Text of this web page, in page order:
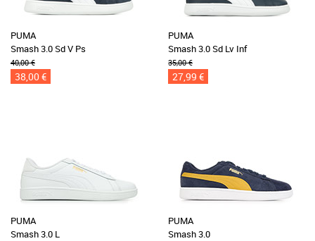
PUMA
Smash 3.0 Sd V Ps
40,00 €
38,00 €
PUMA
Smash 3.0 Sd Lv Inf
35,00 €
27,99 €
PUMA
Smash 3.0 L
PUMA
Smash 3.0